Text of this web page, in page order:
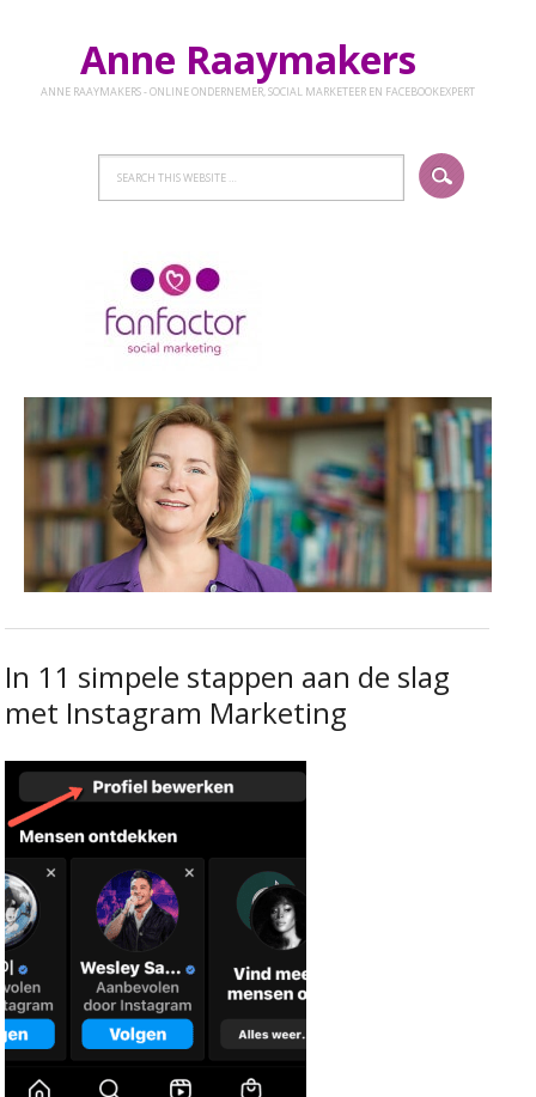
Anne Raaymakers
ANNE RAAYMAKERS - ONLINE ONDERNEMER, SOCIAL MARKETEER EN FACEBOOKEXPERT
In 11 simpele stappen aan de slag
met Instagram Marketing